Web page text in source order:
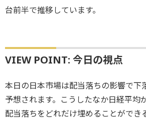
台前半で推移しています。
VIEW POINT: 今日の視点
本日の日本市場は配当落ちの影響で下
予想されます。こうしたなか日経平均
配当落ちをどれだけ埋めることができ